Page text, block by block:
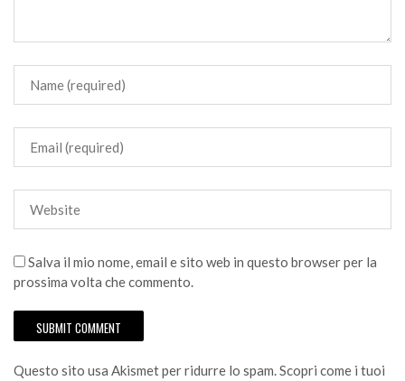
Salva il mio nome, email e sito web in questo browser per la
prossima volta che commento.
Questo sito usa Akismet per ridurre lo spam.Scopri come i tuoi